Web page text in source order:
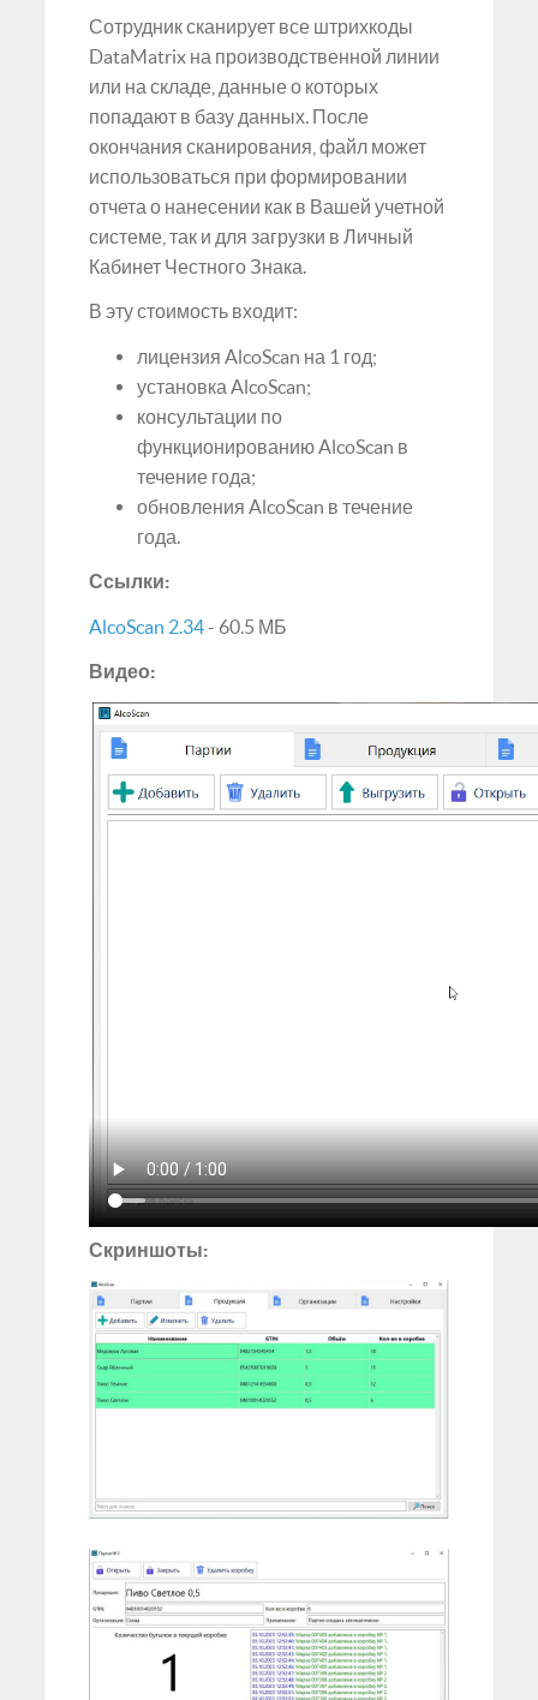
Сотрудник сканирует все штрихкоды
DataMatrix на производственной линии
или на складе, данные о которых
попадают в базу данных. После
окончания сканирования, файл может
использоваться при формировании
отчета о нанесении как в Вашей учетной
системе, так и для загрузки в Личный
Кабинет Честного Знака.
В эту стоимость входит:
лицензия AlcoScan на 1 год;
установка AlcoScan;
консультации по
функционированию AlcoScan в
течение года;
обновления AlcoScan в течение
года.
Ссылки:
AlcoScan 2.34- 60.5 МБ
Видео:
Скриншоты: